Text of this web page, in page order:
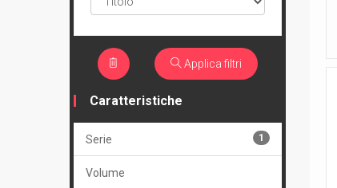
Applica filtri
Caratteristiche
Serie 1
Volume